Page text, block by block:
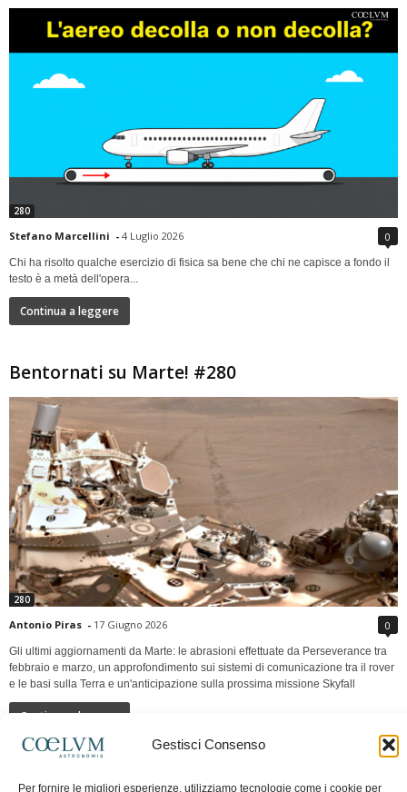
Gestisci Consenso
Per fornire le migliori esperienze, utilizziamo tecnologie come i cookie per
280
Stefano Marcellini - 4 Luglio 2026 0
Chi ha risolto qualche esercizio di fisica sa bene che chi ne capisce a fondo il
testo è a metà dell'opera...
Continua a leggere
Bentornati su Marte! #280
280
Antonio Piras - 17 Giugno 2026 0
Gli ultimi aggiornamenti da Marte: le abrasioni effettuate da Perseverance tra
febbraio e marzo, un approfondimento sui sistemi di comunicazione tra il rover
e le basi sulla Terra e un'anticipazione sulla prossima missione Skyfall
Continua a leggere